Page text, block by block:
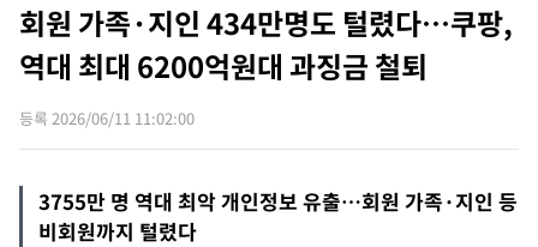
회원 가족·지인 434만명도 털렸다…쿠팡,
역대 최대 6200억원대 과징금 철퇴
등록 2026/06/11 11:02:00
3755만 명 역대 최악 개인정보 유출…회원 가족·지인 등
비회원까지 털렸다